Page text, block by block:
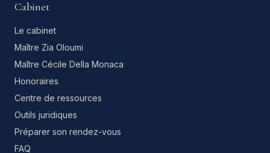
Cabinet
Le cabinet
Maître Zia Oloumi
Maître Cécile Della Monaca
Honoraires
Centre de ressources
Outils juridiques
Préparer son rendez-vous
FAQ